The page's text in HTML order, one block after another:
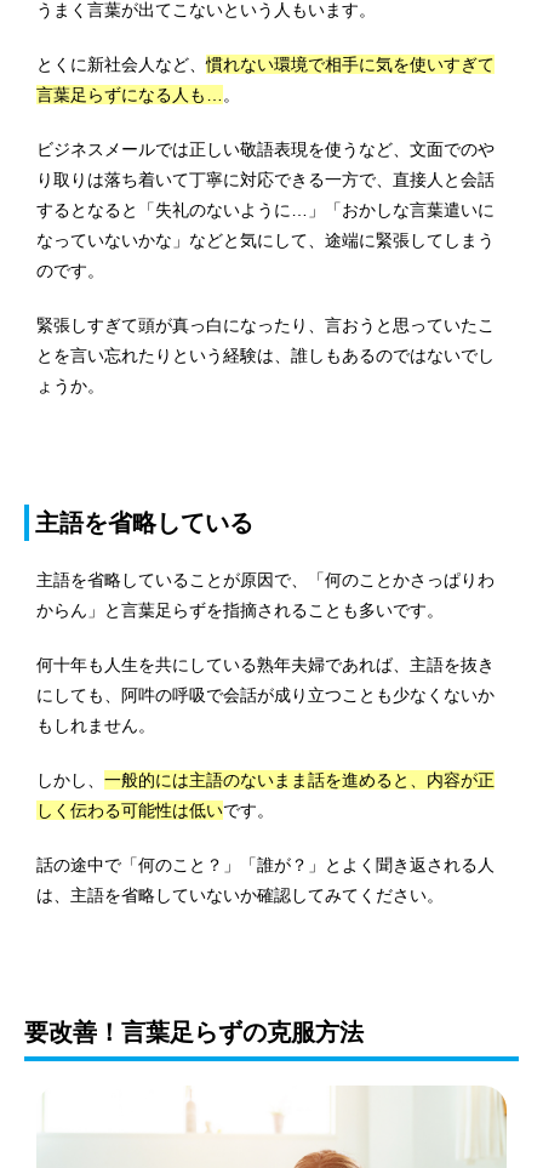
うまく言葉が出てこないという人もいます。
とくに新社会人など、慣れない環境で相手に気を使いすぎて
言葉足らずになる人も…。
ビジネスメールでは正しい敬語表現を使うなど、文面でのや
り取りは落ち着いて丁寧に対応できる一方で、直接人と会話
するとなると「失礼のないように…」「おかしな言葉遣いに
なっていないかな」などと気にして、途端に緊張してしまう
のです。
緊張しすぎて頭が真っ白になったり、言おうと思っていたこ
とを言い忘れたりという経験は、誰しもあるのではないでし
ょうか。
主語を省略している
主語を省略していることが原因で、「何のことかさっぱりわ
からん」と言葉足らずを指摘されることも多いです。
何十年も人生を共にしている熟年夫婦であれば、主語を抜き
にしても、阿吽の呼吸で会話が成り立つことも少なくないか
もしれません。
しかし、 一般的には主語のないまま話を進めると、内容が正
しく伝わる可能性は低いです。
話の途中で「何のこと？」「誰が？」とよく聞き返される人
は、主語を省略していないか確認してみてください。
要改善！言葉足らずの克服方法